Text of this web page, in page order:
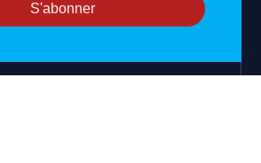
S'abonner